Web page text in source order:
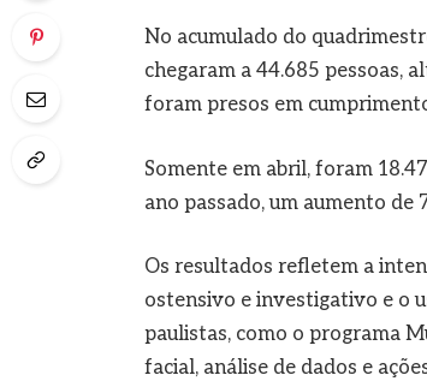
No acumulado do
chegaram a 44.685 pessoas,
foram presos em
Somente em abril, foram
ano passado, um aumento de
Os resultados refletem a
ostensivo e investigativo e o
paulistas, como o programa
facial, análise de dados e